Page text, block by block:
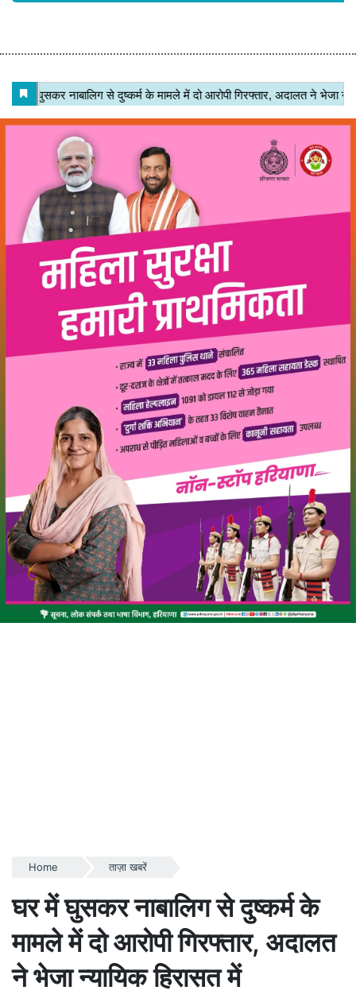
Home ताज़ा खबरें
घर में घुसकर नाबालिग से दुष्कर्म के
मामले में दो आरोपी गिरफ्तार, अदालत
ने भेजा न्यायिक हिरासत में